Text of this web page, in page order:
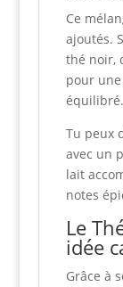
Ce
ajoutés.
thé noir,
pour
équilibré.
Tu peux
avec un
lait
notes
Le
idée
Grâce à